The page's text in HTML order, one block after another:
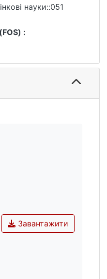
науки::051
:
Завантажити